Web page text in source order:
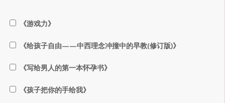
《游戏力》
《给孩子自由——中西理念冲撞中的早教(修订版)》
《写给男人的第一本怀孕书》
《孩子把你的手给我》